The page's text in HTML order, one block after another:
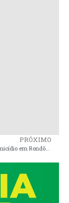
PRÓXIMO
Acusado por homicídio em Rondônia é preso pela Policia Civil em Pinheiro